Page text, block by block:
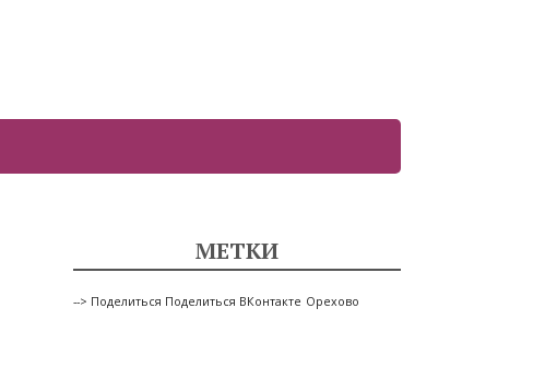
МЕТКИ
--> Поделиться Поделиться ВКонтакте Орехово